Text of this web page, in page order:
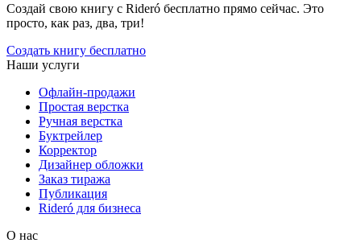
Создай свою книгу с Rideró бесплатно прямо сейчас. Это
просто, как раз, два, три!
Создать книгу бесплатно
Наши услуги
Офлайн-продажи
Простая верстка
Ручная верстка
Буктрейлер
Корректор
Дизайнер обложки
Заказ тиража
Публикация
Rideró для бизнеса
О нас